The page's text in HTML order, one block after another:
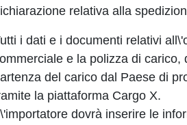
relativa alla
i dati e i documenti relativi
e la polizza di
del carico dal Paese di
la piattaforma Cargo X.
dovrà inserire le